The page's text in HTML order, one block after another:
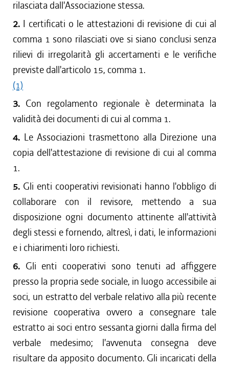
rilasciata dall'Associazione stessa.
2. I certificati o le attestazioni di revisione di cui al
comma 1 sono rilasciati ove si siano conclusi senza
rilievi di irregolarità gli accertamenti e le verifiche
previste dall'articolo 15, comma 1.
(1)
3. Con regolamento regionale è determinata la
validità dei documenti di cui al comma 1.
4. Le Associazioni trasmettono alla Direzione una
copia dell'attestazione di revisione di cui al comma
1.
5. Gli enti cooperativi revisionati hanno l'obbligo di
collaborare con il revisore, mettendo a sua
disposizione ogni documento attinente all'attività
degli stessi e fornendo, altresì, i dati, le informazioni
e i chiarimenti loro richiesti.
6. Gli enti cooperativi sono tenuti ad affiggere
presso la propria sede sociale, in luogo accessibile ai
soci, un estratto del verbale relativo alla più recente
revisione cooperativa ovvero a consegnare tale
estratto ai soci entro sessanta giorni dalla firma del
verbale medesimo; l'avvenuta consegna deve
risultare da apposito documento. Gli incaricati della